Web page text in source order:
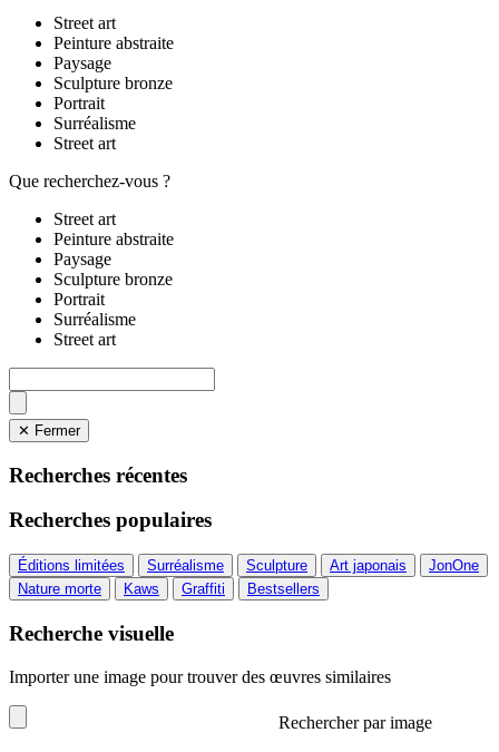
Street art
Peinture abstraite
Paysage
Sculpture bronze
Portrait
Surréalisme
Street art
Que recherchez-vous ?
Street art
Peinture abstraite
Paysage
Sculpture bronze
Portrait
Surréalisme
Street art
✕ Fermer
Recherches récentes
Recherches populaires
Éditions limitées Surréalisme Sculpture Art japonais
JonOne
Nature morte
Kaws Graffiti Bestsellers
Recherche visuelle
Importer une image pour trouver des œuvres similaires
Rechercher par image